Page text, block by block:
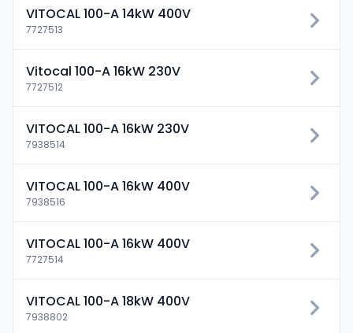
VITOCAL 100-A 14kW 400V
7727513
Vitocal 100-A 16kW 230V
7727512
VITOCAL 100-A 16kW 230V
7938514
VITOCAL 100-A 16kW 400V
7938516
VITOCAL 100-A 16kW 400V
7727514
VITOCAL 100-A 18kW 400V
7938802